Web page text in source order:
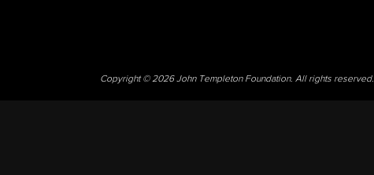
Copyright © 2026 John Templeton Foundation. All rights reserved.